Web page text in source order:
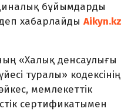
бұйымдарды
хабарлайды Aikyn.kz
«Халық денсаулығы
туралы» кодексінің
мемлекеттік
сертификатымен